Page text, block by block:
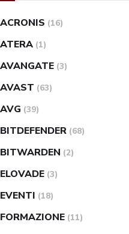
ACRONIS (16)
ATERA (1)
AVANGATE (3)
AVAST (63)
AVG (39)
BITDEFENDER (68)
BITWARDEN (2)
ELOVADE (3)
EVENTI (18)
FORMAZIONE (11)